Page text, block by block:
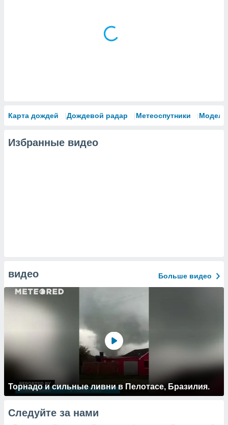
Карта дождей Дождевой радар Метеоспутники Модели
Избранные видео
видео Больше видео
Торнадо и сильные ливни в Пелотасе, Бразилия.
Следуйте за нами